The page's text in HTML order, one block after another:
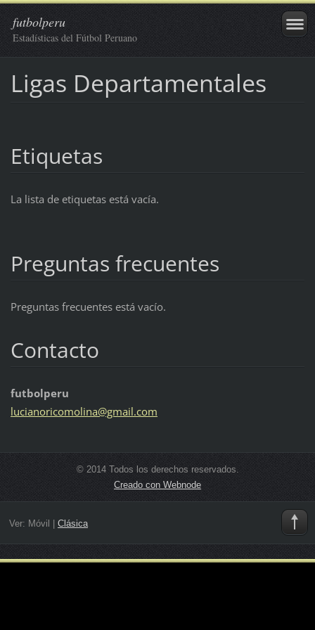
futbolperu
Estadísticas del Fútbol Peruano
Ligas Departamentales
Etiquetas
La lista de etiquetas está vacía.
Preguntas frecuentes
Preguntas frecuentes está vacío.
Contacto
futbolperu
lucianoricomolina@gmail.com
© 2014 Todos los derechos reservados.
Creado con Webnode
Ver: Móvil Clásica